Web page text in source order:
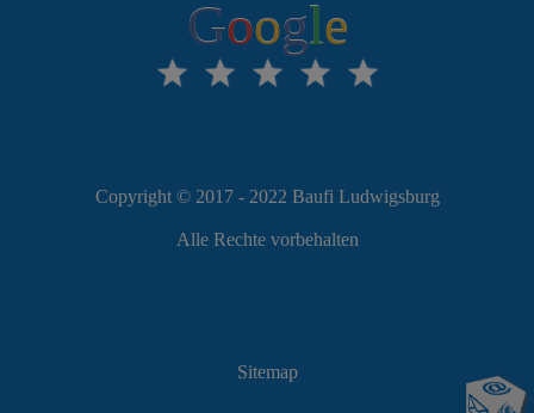
Google
Copyright © 2017 - 2022 Baufi Ludwigsburg
Alle Rechte vorbehalten
Sitemap